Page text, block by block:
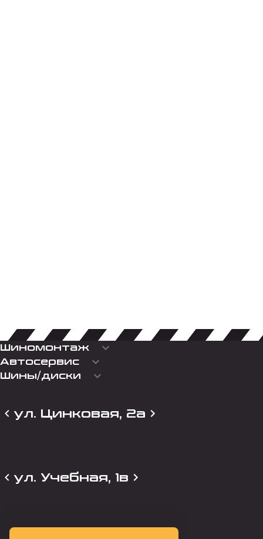
Шиномонтаж keyboard_arrow_down
Автосервис keyboard_arrow_down
Шины/диски keyboard_arrow_down
ул. Цинковая, 2а
ул. Учебная, 1в